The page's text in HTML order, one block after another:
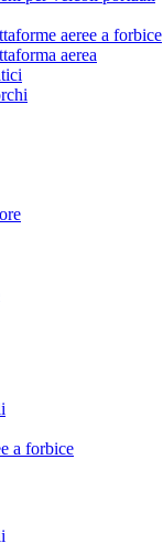
aeree a forbice
aerea
a forbice